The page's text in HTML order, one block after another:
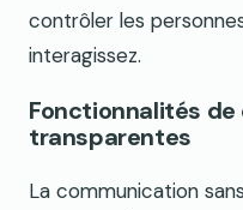
contrôler les
interagissez.
Fonctionnalités
transparentes
La communication